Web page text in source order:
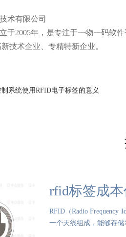
术有限公司
于2005年，是专注于一物一码软
技术企业、专精特新企业。
系统使用RFID电子标签的意义
rfid标签成
RFID（Radio Frequency
一个天线组成，能够存